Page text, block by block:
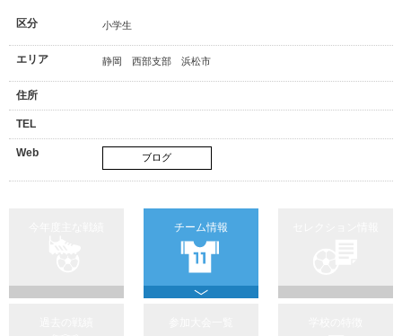
区分 小学生
エリア 静岡 西部支部 浜松市
住所
TEL
Web ブログ
チーム情報